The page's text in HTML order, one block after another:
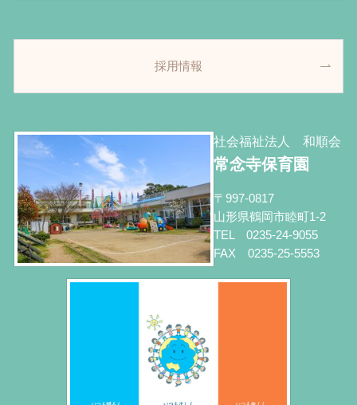
採用情報
社会福祉法人 和順会
常念寺保育園
〒997-0817
山形県鶴岡市睦町1-2
TEL 0235-24-9055
FAX 0235-25-5553